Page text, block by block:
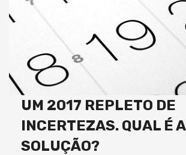
UM 2017 REPLETO DE
INCERTEZAS. QUAL É A
SOLUÇÃO?